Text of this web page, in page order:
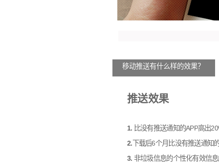
移动推送有什么样的效果？
推送效果
1. 比没有推送通知的APP高出
2. 下载后6个月比没有推送通知
3. 非垃圾信息的个性化有效信